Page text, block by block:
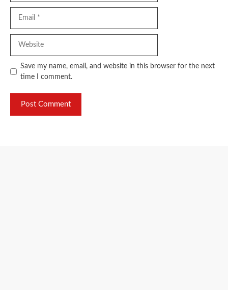
Save my name, email, and website in this browser for the next
time I comment.